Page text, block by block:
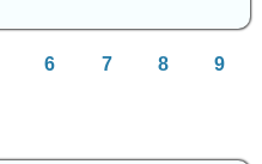
6 7 8 9